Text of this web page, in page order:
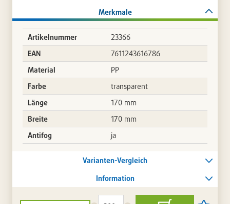
Merkmale
Artikelnummer
23366
EAN
7611243616786
Material
PP
Farbe
transparent
Länge
170 mm
Breite
170 mm
Antifog
ja
Varianten-Vergleich
Information